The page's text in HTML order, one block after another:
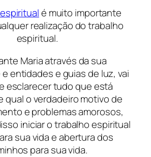
é muito importante
realização do trabalho
espiritual.
Maria através da sua
entidades e guias de luz, vai
esclarecer tudo que está
qual o verdadeiro motivo de
e problemas amorosos,
iniciar o trabalho espiritual
sua vida e abertura dos
para sua vida.